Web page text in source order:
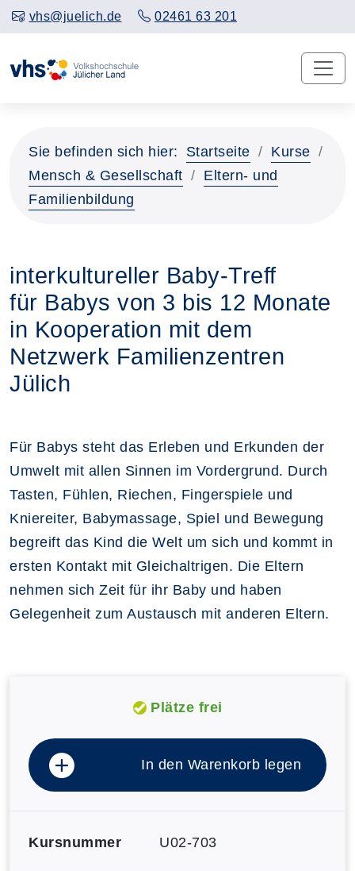
vhs@juelich.de 02461 63 201
Sie befinden sich hier: Startseite
Kurse
Mensch & Gesellschaft
Eltern- und
Familienbildung
interkultureller Baby-Treff
für Babys von 3 bis 12 Monate
in Kooperation mit dem
Netzwerk Familienzentren
Jülich
Für Babys steht das Erleben und Erkunden der
Umwelt mit allen Sinnen im Vordergrund. Durch
Tasten, Fühlen, Riechen, Fingerspiele und
Kniereiter, Babymassage, Spiel und Bewegung
begreift das Kind die Welt um sich und kommt in
ersten Kontakt mit Gleichaltrigen. Die Eltern
nehmen sich Zeit für ihr Baby und haben
Gelegenheit zum Austausch mit anderen Eltern.
Plätze frei
In den Warenkorb legen
Kursnummer U02-703